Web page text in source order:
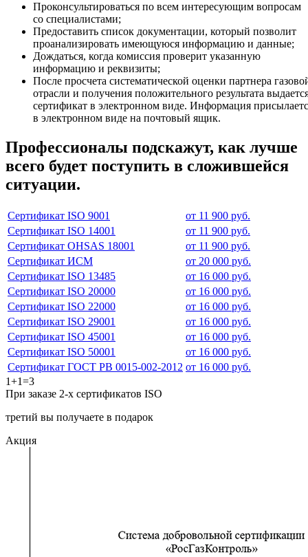
Проконсультироваться по всем интересующим вопросам
со специалистами;
Предоставить список документации, который позволит
проанализировать имеющуюся информацию и данные;
Дождаться, когда комиссия проверит указанную
информацию и реквизиты;
После просчета систематической оценки партнера
отрасли и получения положительного результата
сертификат в электронном виде. Информация
в электронном виде на почтовый ящик.
Профессионалы подскажут, как лучше
всего будет поступить в сложившейся
ситуации.
Сертификат ISO 9001
от 11 900 руб.
Сертификат ISO 14001
от 11 900 руб.
Сертификат OHSAS 18001
от 11 900 руб.
Сертификат ИСМ
от 20 000 руб.
Сертификат ISO 13485
от 16 000 руб.
Сертификат ISO 20000
от 16 000 руб.
Сертификат ISO 22000
от 16 000 руб.
Сертификат ISO 29001
от 16 000 руб.
Сертификат ISO 45001
от 16 000 руб.
Сертификат ISO 50001
от 16 000 руб.
Сертификат ГОСТ РВ 0015-002-2012 от 16 000 руб.
1+1=3
При заказе 2-х сертификатов ISO
третий вы получаете в подарок
Акция